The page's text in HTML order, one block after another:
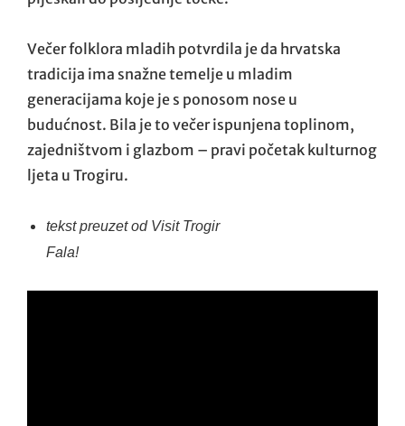
Večer folklora mladih potvrdila je da hrvatska
tradicija ima snažne temelje u mladim
generacijama koje je s ponosom nose u
budućnost. Bila je to večer ispunjena toplinom,
zajedništvom i glazbom – pravi početak kulturnog
ljeta u Trogiru.
tekst preuzet od Visit Trogir
Fala!